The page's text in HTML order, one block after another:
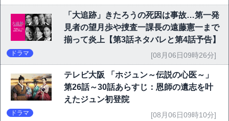
「大追跡」きたろうの死因は事故…第一発
見者の望月歩や捜査一課長の遠藤憲一まで
揃って炎上【第3話ネタバレと第4話予告】
ドラマ [08月06日09時26分]
テレビ大阪 「ホジュン～伝説の心医～」
第26話～30話あらすじ：恩師の遺志を叶
えたジュン初登院
ドラマ [08月06日09時10分]